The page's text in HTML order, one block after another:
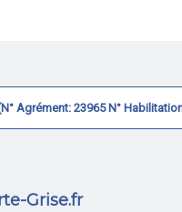
Agrément: 23965 N°
Grise.fr